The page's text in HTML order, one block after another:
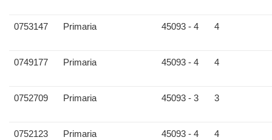
0753147 Primaria 45093 - 4 4
0749177 Primaria 45093 - 4 4
0752709 Primaria 45093 - 3 3
0752123 Primaria 45093 - 4 4